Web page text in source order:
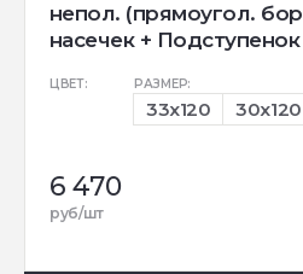
непол. (прямоугол.
насечек + Подступенок
ЦВЕТ: РАЗМЕР:
33x120 30x120
6 470
руб/шт